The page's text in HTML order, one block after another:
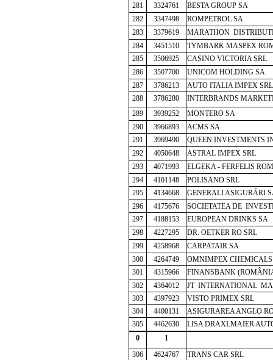
281
3324761
BESTA GROUP SA
282
3347498
ROMPETROL SA
283
3379619
MARATHON
284
3451510
TYMBARK MASPEX
285
3506925
CASINO VICTORIA SRL
286
3507700
UNICOM HOLDING SA
287
3786213
AUTO ITALIA IMPEX SRL
288
3786280
INTERBRANDS
289
3939252
MONTERO SA
290
3966893
ACMS SA
291
3969490
QUEEN INVESTMENTS
292
4050648
ASTRAL IMPEX SRL
293
4071993
ELGEKA - FERFELIS
294
4101148
POLISANO SRL
295
4134668 GENERALI ASIGURĂRI
296
4175676
SOCIETATEA DE
297
4188153
EUROPEAN DRINKS SA
298
4227295
DR. OETKER RO SRL
299
4258968
CARPATAIR SA
300
4264749
OMNIMPEX
301
4315966
FINANSBANK
302
4364012
JT INTERNATIONAL
303
4397923
VISTO PRIMEX SRL
304
4400131
ASIGURAREA ANGLO
305
4462630
LISA DRAXLMAIER
0
1
306
4624767
TRANS CAR SRL